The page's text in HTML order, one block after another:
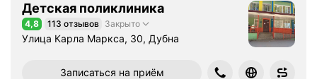
Детская поликлиника
Рейтинг 4,8 из 5
4,8 113 отзывов Закрыто
Улица Карла Маркса, 30, Дубна
Записаться на приём